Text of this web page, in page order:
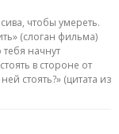
чтобы умереть.
(слоган фильма)
начнут
в стороне от
стоять?» (цитата из